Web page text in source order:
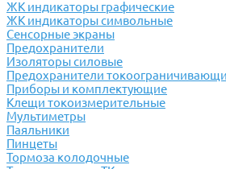
ЖК индикаторы графические
ЖК индикаторы символьные
Сенсорные экраны
Предохранители
Изоляторы силовые
Предохранители
Приборы и комплектующие
Клещи токоизмерительные
Мультиметры
Паяльники
Пинцеты
Тормоза колодочные